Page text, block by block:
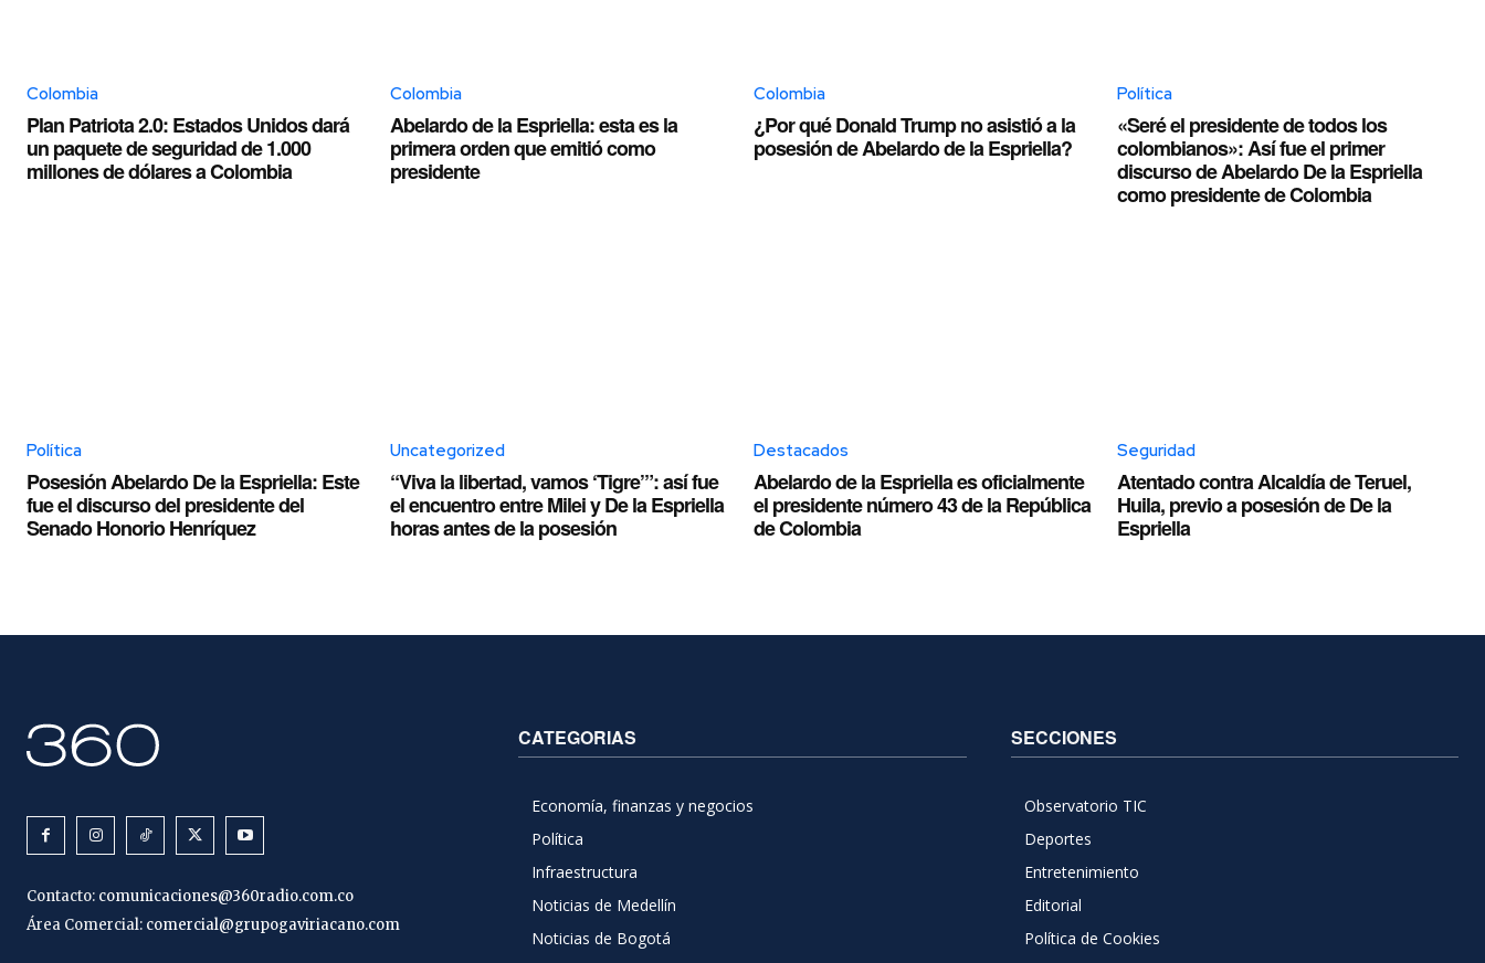
Colombia
Plan Patriota 2.0: Estados Unidos dará
un paquete de seguridad de 1.000
millones de dólares a Colombia
Colombia
Abelardo de la Espriella: esta es la
primera orden que emitió como
presidente
Colombia
¿Por qué Donald Trump no asistió a la
posesión de Abelardo de la Espriella?
Política
«Seré el presidente de todos los
colombianos»: Así fue el primer
discurso de Abelardo De la Espriella
como presidente de Colombia
Política
Posesión Abelardo De la Espriella: Este
fue el discurso del presidente del
Senado Honorio Henríquez
Uncategorized
“Viva la libertad, vamos ‘Tigre’”: así fue
el encuentro entre Milei y De la Espriella
horas antes de la posesión
Destacados
Abelardo de la Espriella es oficialmente
el presidente número 43 de la República
de Colombia
Seguridad
Atentado contra Alcaldía de Teruel,
Huila, previo a posesión de De la
Espriella
Contacto: comunicaciones@360radio.com.co
Área Comercial: comercial@grupogaviriacano.com
CATEGORIAS
Economía, finanzas y negocios
Política
Infraestructura
Noticias de Medellín
Noticias de Bogotá
SECCIONES
Observatorio TIC
Deportes
Entretenimiento
Editorial
Política de Cookies